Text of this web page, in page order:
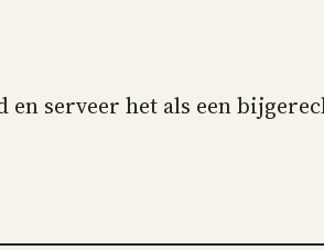
en serveer het als een